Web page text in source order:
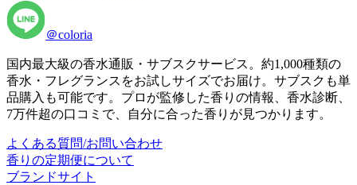
＠coloria
国内最大級の香水通販・サブスクサービス。約1,000種類の
香水・フレグランスをお試しサイズでお届け。サブスクも単
品購入も可能です。プロが監修した香りの情報、香水診断、
7万件超の口コミで、自分に合った香りが見つかります。
よくある質問/お問い合わせ
香りの定期便について
ブランドサイト